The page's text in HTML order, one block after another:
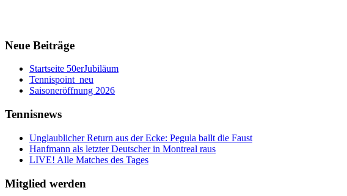
Neue Beiträge
Startseite 50erJubiläum
Tennispoint_neu
Saisoneröffnung 2026
Tennisnews
Unglaublicher Return aus der Ecke: Pegula ballt die Faust
Hanfmann als letzter Deutscher in Montreal raus
LIVE! Alle Matches des Tages
Mitglied werden